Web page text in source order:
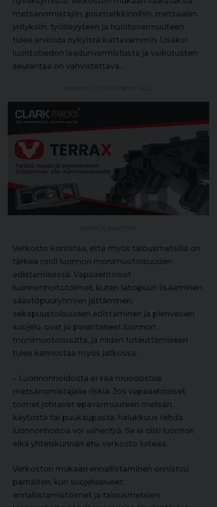
metsänomistajiin, puumarkkinoihin, metsäalan
yrityksiin, työllisyyteen ja huoltovarmuuteen
tulee arvioida nykyistä kattavammin. Lisäksi
luontotiedon laadunvarmistusta ja vaikutusten
seurantaa on vahvistettava.
Verkosto korostaa, että myös talousmetsillä on
tärkeä rooli luonnon monimuotoisuuden
edistämisessä. Vapaaehtoiset
luonnonhoitotoimet, kuten lahopuun lisääminen,
säästöpuuryhmien jättäminen,
sekapuustoisuuden edistäminen ja pienvesien
suojelu, ovat jo parantaneet luonnon
monimuotoisuutta, ja niiden toteuttamiseen
tulee kannustaa myös jatkossa.
– Luonnonhoidosta ei saa muodostua
metsänomistajalle riskiä. Jos vapaaehtoiset
toimet johtavat epävarmuuteen metsän
käytöstä tai puukaupasta, halukkuus tehdä
luonnonhoitoa voi vähentyä. Se ei olisi luonnon
eikä yhteiskunnan etu, verkosto toteaa.
Verkoston mukaan ennallistaminen onnistuu
parhaiten, kun suojelualueet,
ennallistamistoimet ja talousmetsien